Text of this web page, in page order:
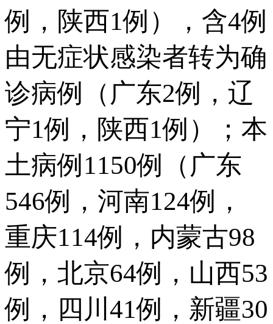
例，陕西1例），含4例
由无症状感染者转为确
诊病例（广东2例，辽
宁1例，陕西1例）；本
土病例1150例（广东
546例，河南124例，
重庆114例，内蒙古98
例，北京64例，山西53
例，四川41例，新疆30